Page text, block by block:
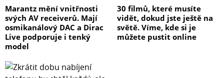
Marantz mění vnitřnosti
svých AV receiverů. Mají
osmikanálový DAC a Dirac
Live podporuje i tenký
model
30 filmů, které musíte
vidět, dokud jste ještě na
světě. Víme, kde si je
můžete pustit online